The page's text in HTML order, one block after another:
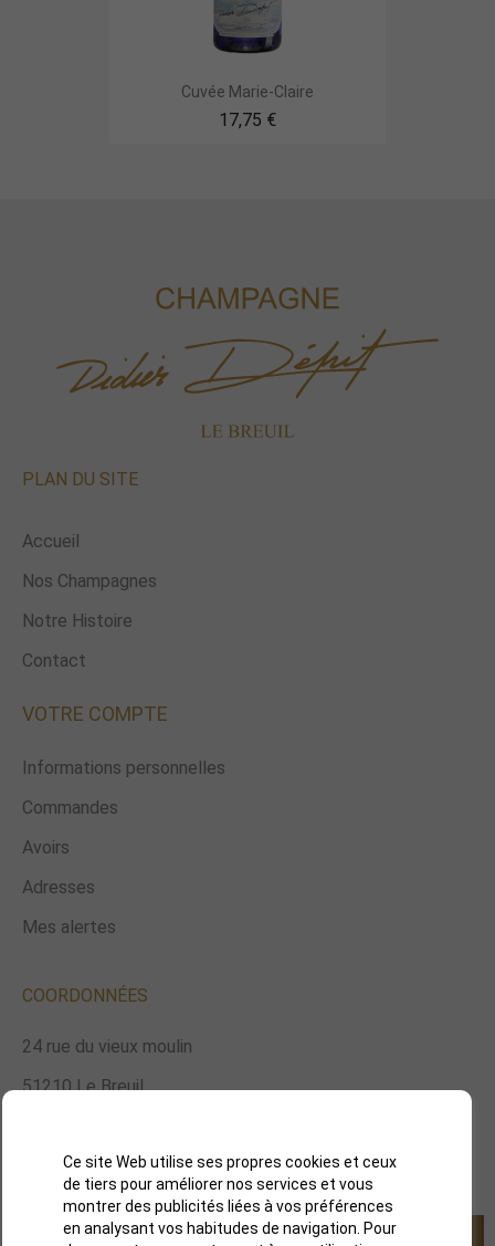
Cuvée Marie-Claire
17,75 €
PLAN DU SITE
Accueil
Nos Champagnes
Notre Histoire
Contact
VOTRE COMPTE
Informations personnelles
Commandes
Avoirs
Adresses
Mes alertes
COORDONNÉES
24 rue du vieux moulin
51210 Le Breuil
didier.depit@orange.fr
Ce site Web utilise ses propres cookies et ceux
de tiers pour améliorer nos services et vous
montrer des publicités liées à vos préférences
en analysant vos habitudes de navigation. Pour